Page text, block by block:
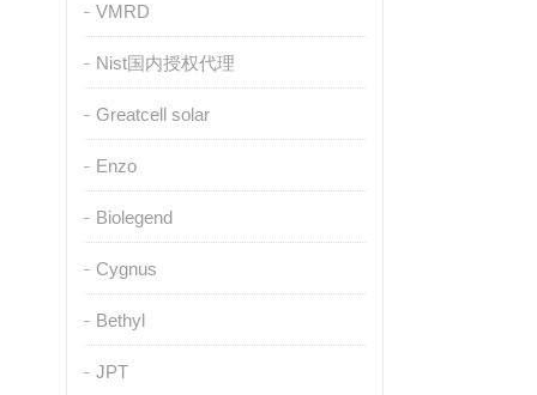
VMRD
Nist国内授权代理
Greatcell solar
Enzo
Biolegend
Cygnus
Bethyl
JPT